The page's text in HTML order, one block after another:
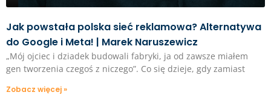
Jak powstała polska sieć reklamowa? Alternatywa
do Google i Meta! | Marek Naruszewicz
„Mój ojciec i dziadek budowali fabryki, ja od zawsze miałem
gen tworzenia czegoś z niczego”. Co się dzieje, gdy zamiast
Zobacz więcej »